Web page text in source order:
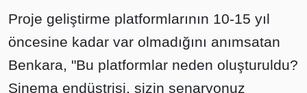
Proje geliştirme platformlarının 10-15 yıl
öncesine kadar var olmadığını anımsatan
Benkara, "Bu platformlar neden oluşturuldu?
Sinema endüstrisi, sizin senaryonuz